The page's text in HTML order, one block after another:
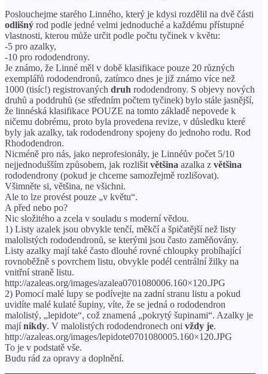
Poslouchejme starého Linného, ​​který je kdysi rozdělil na dvě části
odlišný rod podle jedné velmi jednoduché a každému přístupné
vlastnosti, kterou může určit podle počtu tyčinek v květu:
-5 pro azalky,
-10 pro rododendrony.
Je známo, že Linné měl v době klasifikace pouze 20 různých
exemplářů rododendronů, zatímco dnes je již známo více než
1000 (tisíc!) registrovaných druh rododendrony. S objevy nových
druhů a poddruhů (se středním počtem tyčinek) bylo stále jasnější,
že linnéská klasifikace POUZE na tomto základě nepovede k
ničemu dobrému, proto byla provedena revize, v důsledku které
byly jak azalky, tak rododendrony spojeny do jednoho rodu. Rod
Rhododendron.
Nicméně pro nás, jako neprofesionály, je Linnéův počet 5/10
nejjednodušším způsobem, jak rozlišit většina azalka z většina
rododendrony (pokud je chceme samozřejmě rozlišovat).
Všimněte si, většina, ne všichni.
Ale to lze provést pouze „v květu“.
A před nebo po?
Nic složitého a zcela v souladu s moderní vědou.
1) Listy azalek jsou obvykle tenčí, měkčí a špičatější než listy
malolistých rododendronů, se kterými jsou často zaměňovány.
Listy azalky mají také často dlouhé rovné chloupky probíhající
rovnoběžně s povrchem listu, obvykle podél centrální žilky na
vnitřní straně listu.
http://azaleas.org/images/azalea0701080006.160×120.JPG
2) Pomocí malé lupy se podívejte na zadní stranu listu a pokud
uvidíte malé kulaté šupiny, víte, že se jedná o rododendron
malolistý, „lepidote“, což znamená „pokrytý šupinami“. Azalky je
majínikdy. V malolistých rododendronech oni vždy je.
http://azaleas.org/images/lepidote0701080005.160×120.JPG
To je v podstatě vše.
Budu rád za opravy a doplnění.